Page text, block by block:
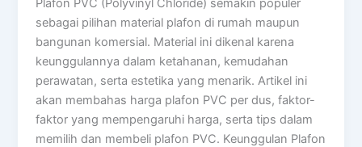
sebagai pilihan material plafon di rumah maupun
bangunan komersial. Material ini dikenal karena
keunggulannya dalam ketahanan, kemudahan
perawatan, serta estetika yang menarik. Artikel ini
akan membahas harga plafon PVC per dus, faktor-
faktor yang mempengaruhi harga, serta tips dalam
memilih dan membeli plafon PVC. Keunggulan Plafon